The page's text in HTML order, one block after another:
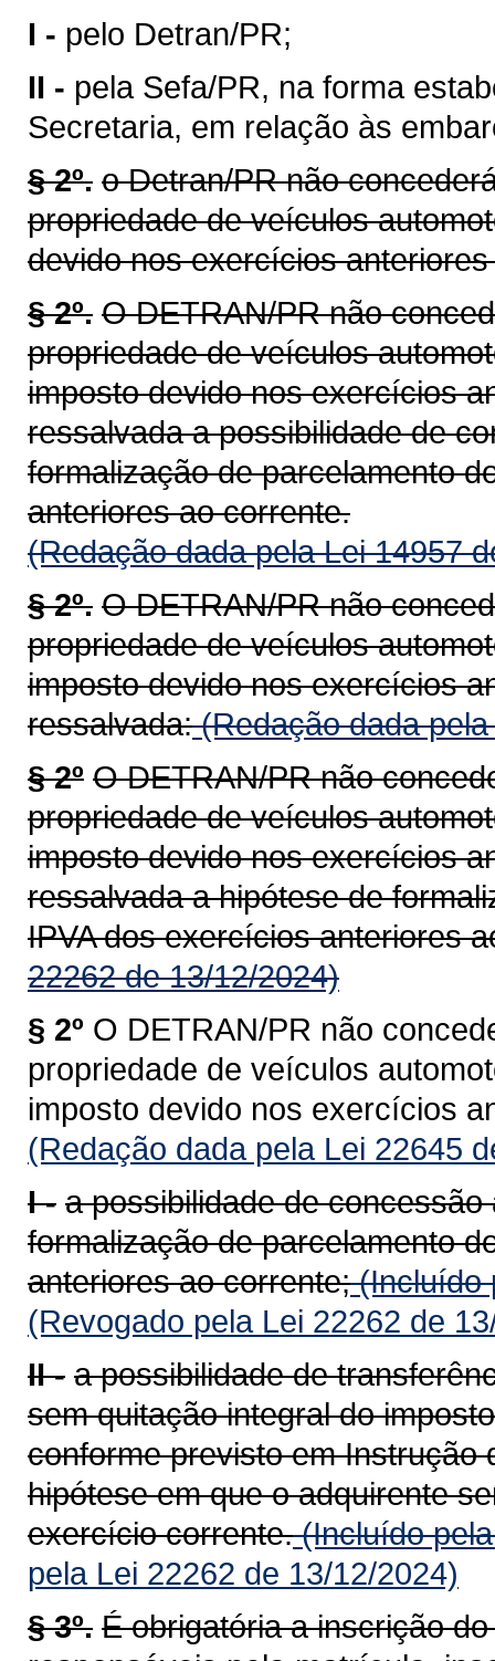
I - pelo Detran/PR;
II - pela Sefa/PR, na forma
Secretaria, em relação às
§ 2º. o Detran/PR não
propriedade de veículos
devido nos exercícios
§ 2º. O DETRAN/PR não
propriedade de veículos
imposto devido nos exercícios
ressalvada a possibilidade de
formalização de parcelamento
anteriores ao corrente.
(Redação dada pela Lei 14957
§ 2º. O DETRAN/PR não
propriedade de veículos
imposto devido nos exercícios
ressalvada:(Redação dada
§ 2º O DETRAN/PR não
propriedade de veículos
imposto devido nos exercícios
ressalvada a hipótese de
IPVA dos exercícios anteriores
22262 de 13/12/2024)
§ 2º O DETRAN/PR não
propriedade de veículos
imposto devido nos exercícios
(Redação dada pela Lei 22645
I - a possibilidade de
formalização de parcelamento
anteriores ao corrente;(Incluído
(Revogado pela Lei 22262 de
II - a possibilidade de
sem quitação integral do
conforme previsto em Instrução
hipótese em que o adquirente
exercício corrente.(Incluído
pela Lei 22262 de 13/12/2024)
§ 3º. É obrigatória a inscrição